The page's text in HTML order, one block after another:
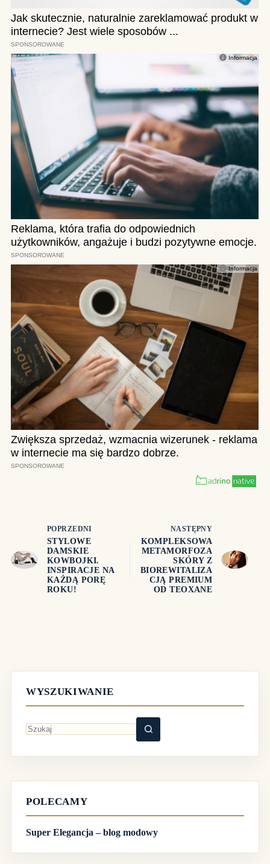
POPRZEDNI
STYLOWE
DAMSKIE
KOWBOJKI.
INSPIRACJE NA
KAŻDĄ PORĘ
ROKU!
NASTĘPNY
KOMPLEKSOWA
METAMORFOZA
SKÓRY Z
BIOREWITALIZA
CJĄ PREMIUM
OD TEOXANE
WYSZUKIWANIE
wyników
POLECAMY
Super Elegancja – blog modowy